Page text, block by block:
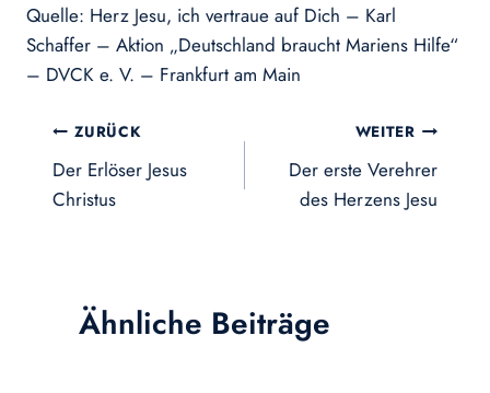
Quelle: Herz Jesu, ich vertraue auf Dich – Karl
Schaffer – Aktion „Deutschland braucht Mariens Hilfe“
– DVCK e. V. – Frankfurt am Main
Beitragsnavigation
ZURÜCK
Der Erlöser Jesus
Christus
WEITER
Der erste Verehrer
des Herzens Jesu
Ähnliche Beiträge